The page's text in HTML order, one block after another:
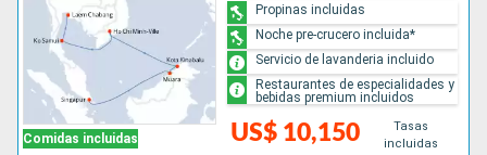
Comidas incluidas US$ 10,150
Tasas
incluidas
Propinas incluidas
Noche pre-crucero incluida*
Servicio de lavanderia incluido
Restaurantes de especialidades y
bebidas premium incluidos